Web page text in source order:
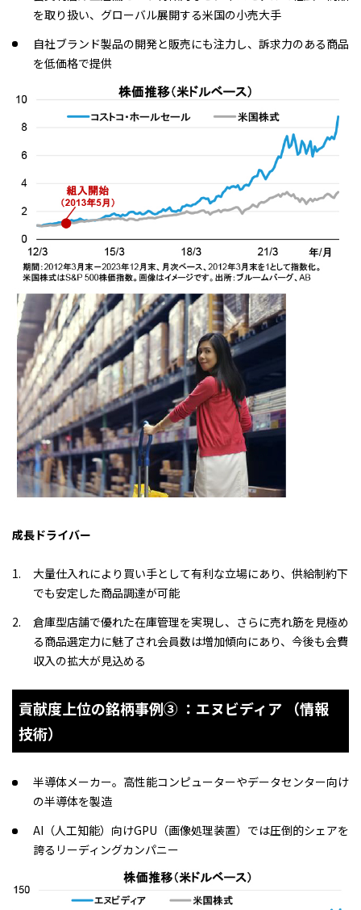
を取り扱い、グローバル展開する米国の小売大手
自社ブランド製品の開発と販売にも注力し、訴求力のある商品
を低価格で提供
成長ドライバー
大量仕入れにより買い手として有利な立場にあり、供給制約下
でも安定した商品調達が可能
倉庫型店舗で優れた在庫管理を実現し、さらに売れ筋を見極め
る商品選定力に魅了され会員数は増加傾向にあり、今後も会費
収入の拡大が見込める
貢献度上位の銘柄事例➂ ：エヌビディア （情報
技術）
半導体メーカー。高性能コンピューターやデータセンター向け
の半導体を製造
AI（人工知能）向けGPU（画像処理装置）では圧倒的シェアを
誇るリーディングカンパニー